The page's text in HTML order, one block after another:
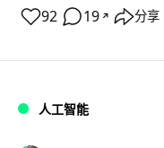
92 19 ↗ 分享
人工智能